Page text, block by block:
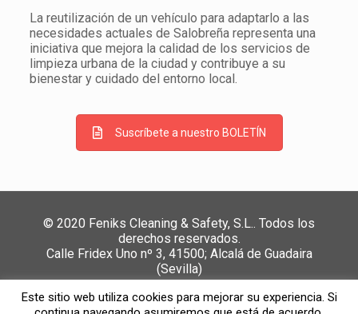
La reutilización de un vehículo para adaptarlo a las
necesidades actuales de Salobreña representa una
iniciativa que mejora la calidad de los servicios de
limpieza urbana de la ciudad y contribuye a su
bienestar y cuidado del entorno local.
Suscríbete a nuestro BOLETÍN
© 2020 Feniks Cleaning & Safety, S.L.. Todos los
derechos reservados.
Calle Fridex Uno nº 3, 41500; Alcalá de Guadaira
(Sevilla)
Política de Privacidad y Cookies//Política de calidad,
Este sitio web utiliza cookies para mejorar su experiencia. Si